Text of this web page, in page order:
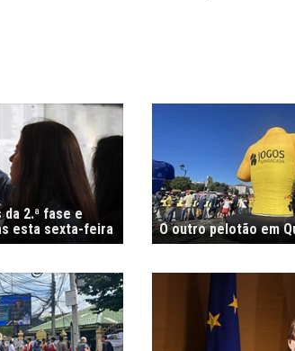
da 2.ª fase e
esta sexta-feira
O outro pelotão em